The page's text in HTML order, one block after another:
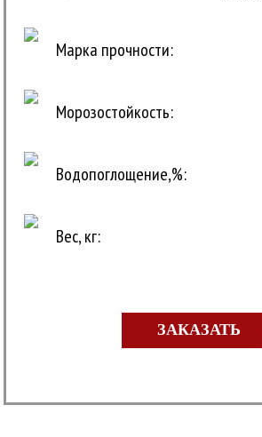
Марка прочности:
Морозостойкость:
Водопоглощение,%:
Вес, кг:
ЗАКАЗАТЬ